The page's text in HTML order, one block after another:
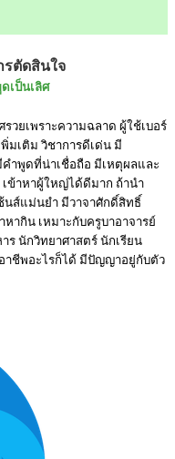
รตัดสินใจ
เป็นเลิศ
วยเพราะความฉลาด ผู้ใช้เบอร์
มเติม วิชาการดีเด่น มี
ำพูดที่น่าเชื่อถือ มีเหตุผลและ
ข้าหาผู้ใหญ่ได้ดีมาก ถ้านำ
นส์แม่นยำ มีวาจาศักดิ์สิทธิ์
ากิน เหมาะกับครูบาอาจารย์
ร นักวิทยาศาสตร์ นักเรียน
าชีพอะไรก็ได้ มีปัญญาอยู่กับตัว